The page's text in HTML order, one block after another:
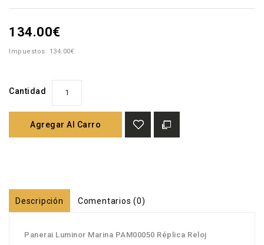
134.00€
Impuestos: 134.00€
Cantidad
Agregar Al Carro
Descripción Comentarios (0)
Panerai Luminor Marina PAM00050 Réplica Reloj